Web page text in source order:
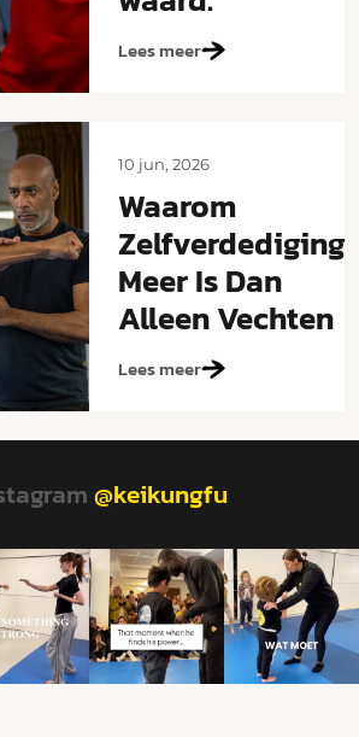
Lees meer
10 jun, 2026
Waarom
Zelfverdediging
Meer Is Dan
Alleen Vechten
Lees meer
@keikungfu